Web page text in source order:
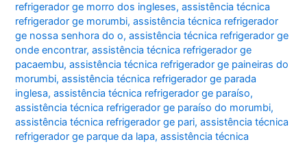
refrigerador ge morro dos ingleses,assistência técnica
refrigerador ge morumbi,assistência técnica refrigerador
ge nossa senhora do o,assistência técnica refrigerador ge
onde encontrar,assistência técnica refrigerador ge
pacaembu,assistência técnica refrigerador ge paineiras do
morumbi,assistência técnica refrigerador ge parada
inglesa,assistência técnica refrigerador ge paraíso,
assistência técnica refrigerador ge paraíso do morumbi,
assistência técnica refrigerador ge pari,assistência técnica
refrigerador ge parque da lapa,assistência técnica